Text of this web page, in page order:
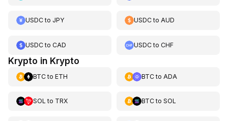
USDCto JPY USDCtoAUD
USDCto CAD USDCtoCHF
Krypto in Krypto
BTCto ETH BTCto ADA
SOL to TRX BTCto SOL